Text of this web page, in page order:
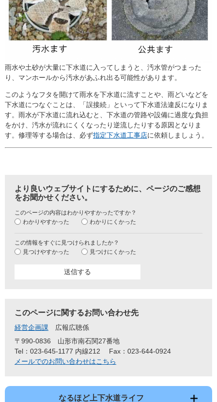
雨水や土砂が大量に下水道に入ってしまうと、汚水管がつまった
り、マンホールから汚水があふれ出る可能性があります。
このようなフタを開けて雨水を下水道に流すことや、雨どいなどを
下水道につなぐことは、「誤接続」といって下水道法違反になりま
す。雨水が下水道に流れ込むと、下水道の管路や設備に過度な負担
をかけ、汚水が流れにくくなったり逆流したりする原因となりま
す。修理等する場合は、必ず指定下水道工事店に依頼しましょう。
より良いウェブサイトにするために、ページのご感想
をお聞かせください。
このページの内容はわかりやすかったですか？
わかりやすかった
わかりにくかった
この情報をすぐに見つけられましたか？
見つけやすかった
見つけにくかった
このページに関するお問い合わせ先
経営企画課
広報広聴係
〒990-0836
山形市南石関27番地
Tel：023-645-1177 内線212
Fax：023-644-0924
メールでのお問い合わせはこちら
なるほど上下水道ライフ